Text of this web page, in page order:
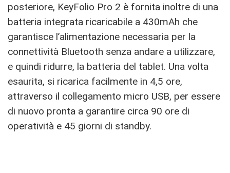
posteriore, KeyFolio Pro 2 è fornita inoltre di una
batteria integrata ricaricabile a 430mAh che
garantisce l’alimentazione necessaria per la
connettività Bluetooth senza andare a utilizzare,
e quindi ridurre, la batteria del tablet. Una volta
esaurita, si ricarica facilmente in 4,5 ore,
attraverso il collegamento micro USB, per essere
di nuovo pronta a garantire circa 90 ore di
operatività e 45 giorni di standby.